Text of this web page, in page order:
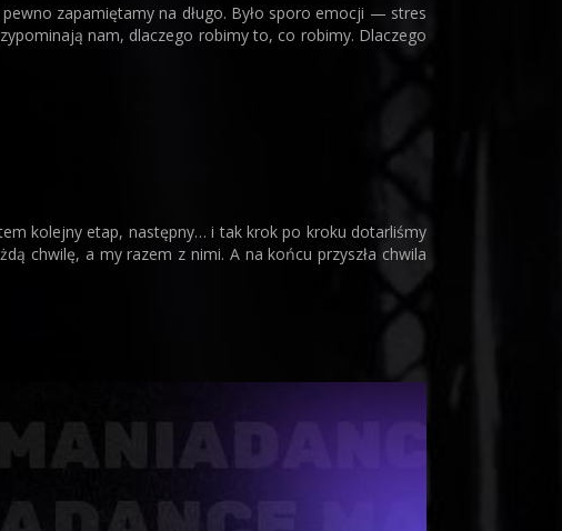
zapamiętamy na długo. Było sporo emocji — stres
nam, dlaczego robimy to, co robimy. Dlaczego
kolejny etap, następny… i tak krok po kroku dotarliśmy
chwilę, a my razem z nimi. A na końcu przyszła chwila